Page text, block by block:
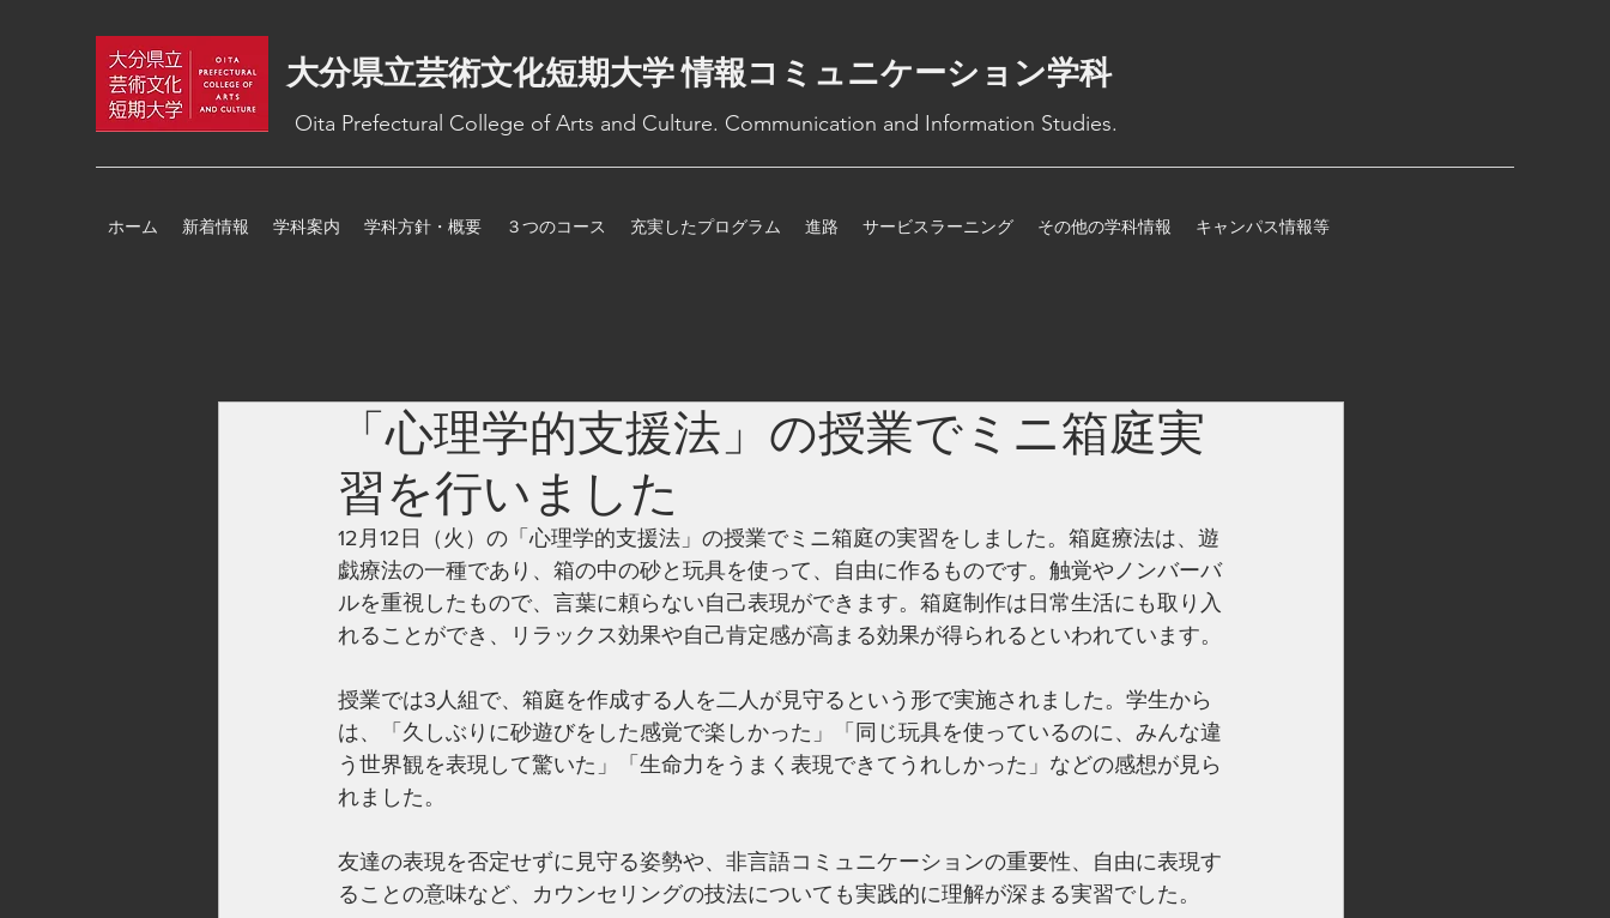
大分県立芸術文化短期大学 情報コミュニケーション学科
Oita Prefectural College of Arts and Culture. Communication and Information Studies.
ホーム 新着情報 学科案内 学科方針・概要 ３つのコース 充実したプログラム 進路 サービスラーニング その他の学科情報 キャンパス情報等
「心理学的支援法」の授業でミニ箱庭実
習を行いました
12月12日（火）の「心理学的支援法」の授業でミニ箱庭の実習をしました。箱庭療法は、遊
戯療法の一種であり、箱の中の砂と玩具を使って、自由に作るものです。触覚やノンバーバ
ルを重視したもので、言葉に頼らない自己表現ができます。箱庭制作は日常生活にも取り入
れることができ、リラックス効果や自己肯定感が高まる効果が得られるといわれています。
授業では3人組で、箱庭を作成する人を二人が見守るという形で実施されました。学生から
は、「久しぶりに砂遊びをした感覚で楽しかった」「同じ玩具を使っているのに、みんな違
う世界観を表現して驚いた」「生命力をうまく表現できてうれしかった」などの感想が見ら
れました。
友達の表現を否定せずに見守る姿勢や、非言語コミュニケーションの重要性、自由に表現す
ることの意味など、カウンセリングの技法についても実践的に理解が深まる実習でした。